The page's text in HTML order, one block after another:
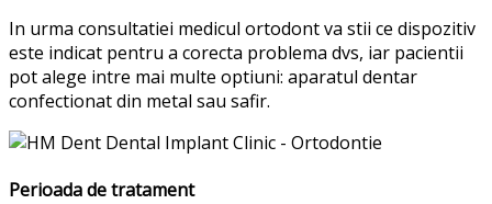
In urma consultatiei medicul ortodont va stii ce dispozitiv
este indicat pentru a corecta problema dvs, iar pacientii
pot alege intre mai multe optiuni: aparatul dentar
confectionat din metal sau safir.
Perioada de tratament